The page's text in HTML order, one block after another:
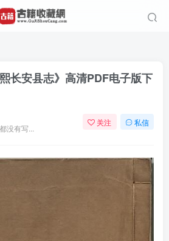
长安县志》高清PDF电子版下
没有写...
关注 私信